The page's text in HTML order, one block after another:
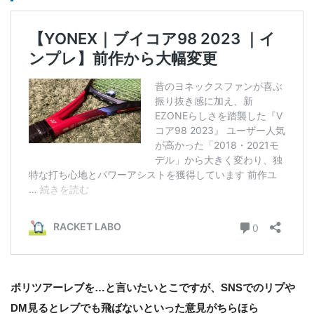
ポリツアーレブを…と言いたいとこですが、SNSでのリプや
DM見るとレブでも飛ばないといった意見がちらほら